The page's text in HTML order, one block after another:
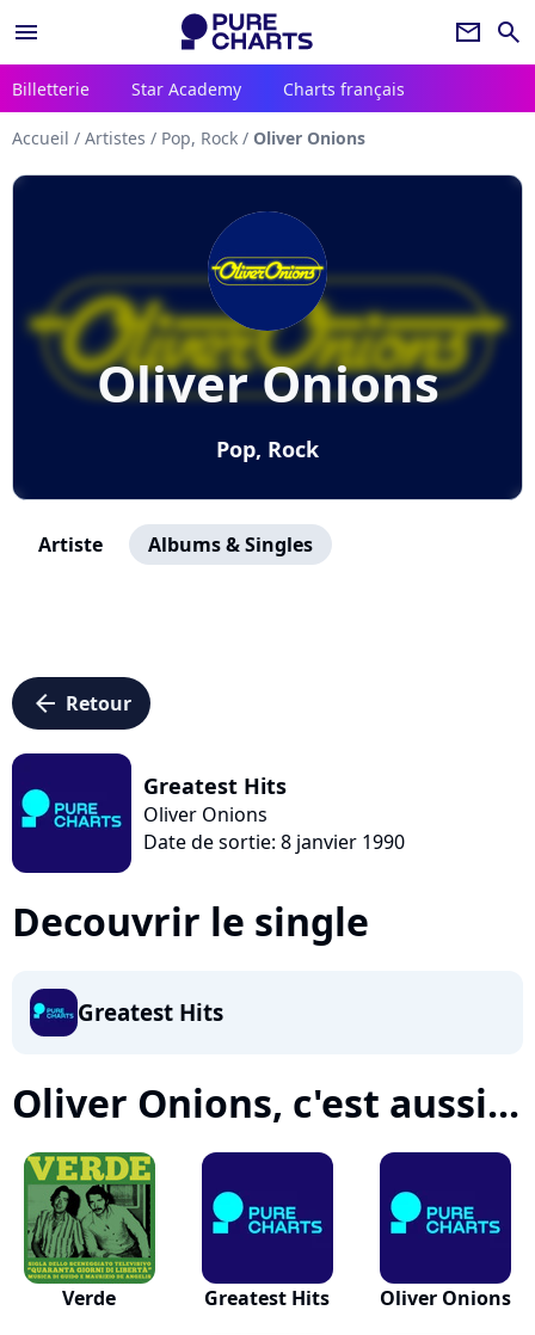
menu newsletter search
Billetterie Star Academy Charts français
Accueil / Artistes / Pop, Rock / Oliver Onions
Oliver Onions
Pop, Rock
Artiste Albums & Singles
arrow_left Retour
Greatest Hits
Oliver Onions
Date de sortie: 8 janvier 1990
Decouvrir le single
Greatest Hits
Oliver Onions, c'est aussi...
Verde Greatest Hits Oliver Onions